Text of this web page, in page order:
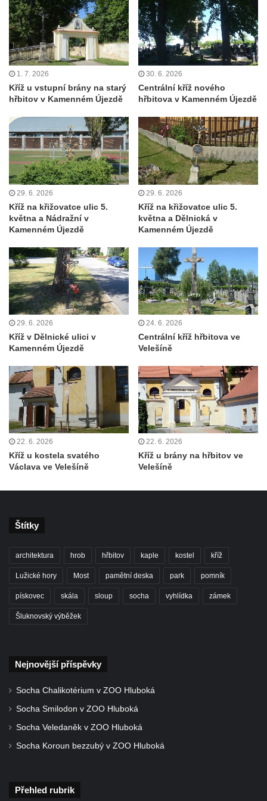
Velkých Žernosekách
Centrální kříž hřbitova ve Velkých
Žernosekách
Kříž východně od Libochovan u silnice do
Řepnic
Centrální kříž hřbitova v Libochovanech
Chloumku v Mělníku
Kříž na fasádě domu čp. 4 v Benešově ulici
ve Sloupu v Čechách
Kříž v parku na náměstí T. G. Masaryka ve
Sloupu v Čechách
Kříž na kostele svaté Kateřiny Alexandrijské
ve Sloupu v Čechách
Kříž u silnice mezi Sloupem v Čechách a
Novým Borem
Kříž poblíž domu čp. 106 v Kryštofově Údolí
Kříž u Hamerského potoka východně od
Naděje
Kříž u cesty východně od Antonínova údolí
u Mařenic
Centrální kříž hřbitova v Trávníku
Kříž u silnice 13/E442 na jihovýchodním
okraji Svoru
Centrální kříž hřbitova ve Svoru
Kříž u silnice západně od Roudníčku
Centrální kříž hřbitova v Brníkově
Litvínově
Kříž na návsi v Nemilkově
Centrální kříž hřbitova v Chotyni
Zámecký kříž v Liberecké ulici na
východním okraji Hrádku nad Nisou
1. 7. 2026
Kříž u vstupní brány na starý
hřbitov v Kamenném Újezdě
30. 6. 2026
Centrální kříž nového
hřbitova v Kamenném Újezdě
29. 6. 2026
Kříž na křižovatce ulic 5.
května a Nádražní v
Kamenném Újezdě
29. 6. 2026
Kříž na křižovatce ulic 5.
května a Dělnická v
Kamenném Újezdě
29. 6. 2026
Kříž v Dělnické ulici v
Kamenném Újezdě
24. 6. 2026
Centrální kříž hřbitova ve
Velešíně
22. 6. 2026
Kříž u kostela svatého
Václava ve Velešíně
22. 6. 2026
Kříž u brány na hřbitov ve
Velešíně
Štítky
architektura hrob hřbitov kaple kostel kříž
Lužické hory Most pamětní deska park pomník
pískovec skála sloup socha vyhlídka zámek
Šluknovský výběžek
Nejnovější příspěvky
Socha Chalikotérium v ZOO Hluboká
Socha Smilodon v ZOO Hluboká
Socha Veledaněk v ZOO Hluboká
Socha Koroun bezzubý v ZOO Hluboká
Přehled rubrik